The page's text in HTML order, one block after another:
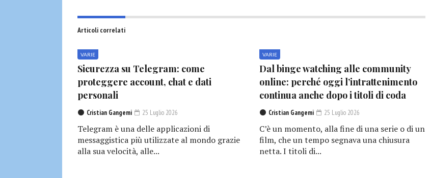
Articoli correlati
VARIE
Sicurezza su Telegram: come
proteggere account, chat e dati
personali
Cristian Gangemi 25 Luglio 2026
Telegram è una delle applicazioni di
messaggistica più utilizzate al mondo grazie
alla sua velocità, alle...
VARIE
Dal binge watching alle community
online: perché oggi l’intrattenimento
continua anche dopo i titoli di coda
Cristian Gangemi 25 Luglio 2026
C’è un momento, alla fine di una serie o di un
film, che un tempo segnava una chiusura
netta. I titoli di...